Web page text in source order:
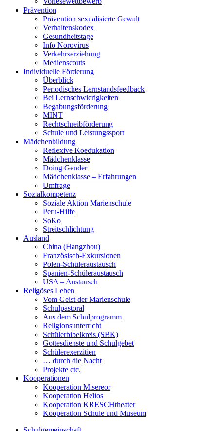
Prävention
Prävention sexualisierte Gewalt
Verhaltenskodex
Gesundheitstage
Info Norovirus
Verkehrserziehung
Medienscouts
Individuelle Förderung
Überblick
Periodisches Lernstandsfeedback
Bei Lernschwierigkeiten
Begabungsförderung
MINT
Rechtschreibförderung
Schule und Leistungssport
Mädchenbildung
Reflexive Koedukation
Mädchenklasse
Doing Gender
Mädchenklasse – Erfahrungen
Umfrage
Sozialkompetenz
Soziale Aktion Marienschule
Peru-Hilfe
SoKo
Streitschlichtung
Ausland
China (Hangzhou)
Französisch-Exkursionen
Polen-Schüleraustausch
Spanien-Schüleraustausch
USA – Austausch
Religöses Leben
Vom Geist der Marienschule
Schulpastoral
Aus dem Schulprogramm
Religionsunterricht
Schülerbibelkreis (SBK)
Gottesdienste und Schulgebet
Schülerexerzitien
… durch die Nacht
Projekte etc.
Kooperationen
Kooperation Misereor
Kooperation Helios
Kooperation KRESCHtheater
Kooperation Schule und Museum